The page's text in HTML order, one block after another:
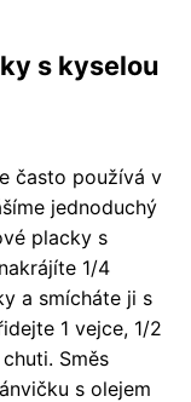
s kyselou
často používá v
jednoduchý
placky s
1/4
a smícháte ji s
1 vejce, 1/2
Směs
s olejem